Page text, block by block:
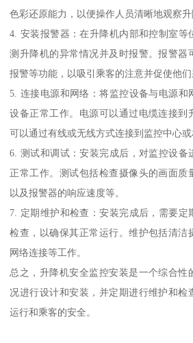
色彩还原能力，以便操作人员清晰地观察升
4. 安装报警器：在升降机内部和控制室等
测升降机的异常情况并及时报警。报警器
报警等功能，以吸引乘客的注意并促使他们
5. 连接电源和网络：将监控设备与电源和
设备正常工作。电源可以通过电缆连接到
可以通过有线或无线方式连接到监控中心或
6. 测试和调试：安装完成后，对监控设备
正常工作。测试包括检查摄像头的画面质
以及报警器的响应速度等。
7. 定期维护和检查：安装完成后，需要定
检查，以确保其正常运行。维护包括清洁
网络连接等工作。
总之，升降机安全监控安装是一个综合性
况进行设计和安装，并定期进行维护和检
运行和乘客的安全。